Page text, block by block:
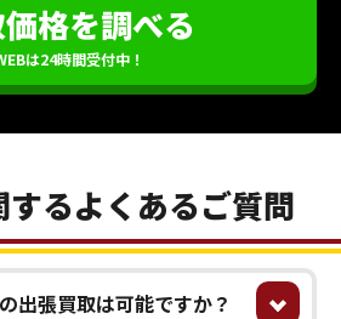
格を調べる
は24時間受付中！
るよくあるご質問
出張買取は可能ですか？